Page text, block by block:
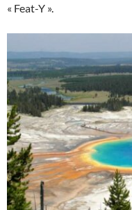
« Feat-Y ».